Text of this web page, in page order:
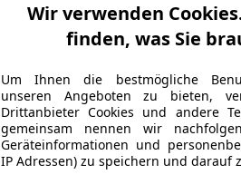
Wir verwenden
finden, was Sie
Um Ihnen die bestmögliche
unseren Angeboten zu bieten,
Drittanbieter Cookies und andere
gemeinsam nennen wir
Geräteinformationen und
IP Adressen) zu speichern und darauf